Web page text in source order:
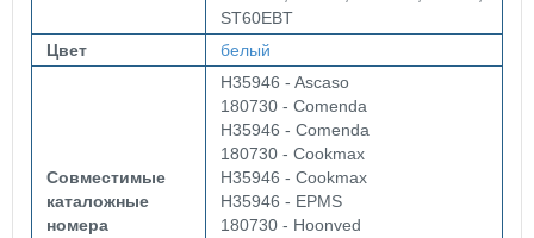
ST60EBT
Цвет
белый
Совместимые
каталожные
номера
H35946 - Ascaso
180730 - Comenda
H35946 - Comenda
180730 - Cookmax
H35946 - Cookmax
H35946 - EPMS
180730 - Hoonved